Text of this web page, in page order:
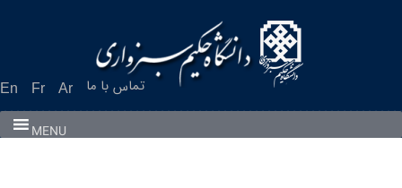
En Fr Ar تماس با ما
MENU